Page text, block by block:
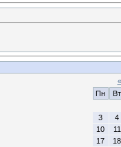
«
Пн
Вт
3
4
10
11
17
18